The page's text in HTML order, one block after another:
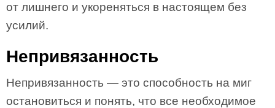
от лишнего и укореняться в настоящем без
усилий.
Непривязанность
Непривязанность — это способность на миг
остановиться и понять, что все необходимое